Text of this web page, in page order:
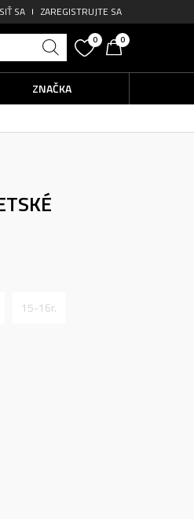
SA ZAREGISTRUJTE SA
0 0
ZNAČKA
15-16r.